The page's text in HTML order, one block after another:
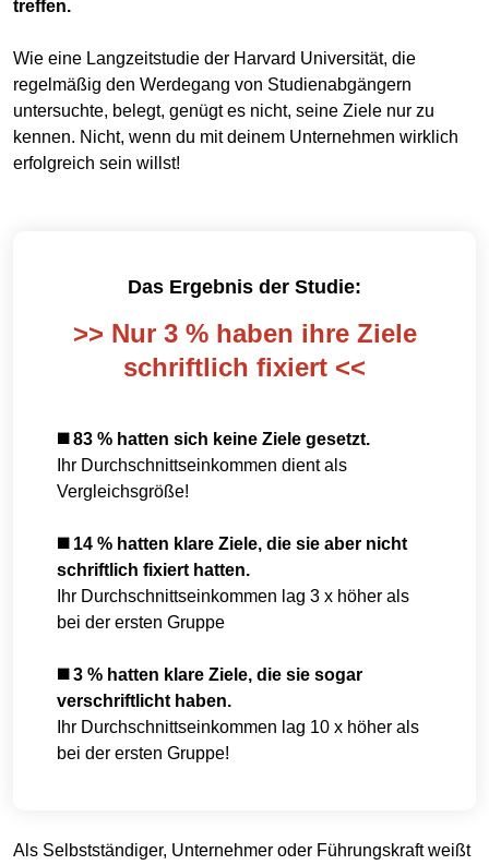
treffen.
Wie eine Langzeitstudie der Harvard Universität, die
regelmäßig den Werdegang von Studienabgängern
untersuchte, belegt, genügt es nicht, seine Ziele nur zu
kennen. Nicht, wenn du mit deinem Unternehmen wirklich
erfolgreich sein willst!
Das Ergebnis der Studie:
>> Nur 3 % haben ihre Ziele
schriftlich fixiert <<
◼️ 83 % hatten sich keine Ziele gesetzt.
Ihr Durchschnittseinkommen dient als
Vergleichsgröße!
◼️ 14 % hatten klare Ziele, die sie aber nicht
schriftlich fixiert hatten.
Ihr Durchschnittseinkommen lag 3 x höher als
bei der ersten Gruppe
◼️ 3 % hatten klare Ziele, die sie sogar
verschriftlicht haben.
Ihr Durchschnittseinkommen lag 10 x höher als
bei der ersten Gruppe!
Als Selbstständiger, Unternehmer oder Führungskraft weißt